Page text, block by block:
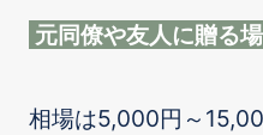
元同僚や友人に贈る
相場は5,000円～